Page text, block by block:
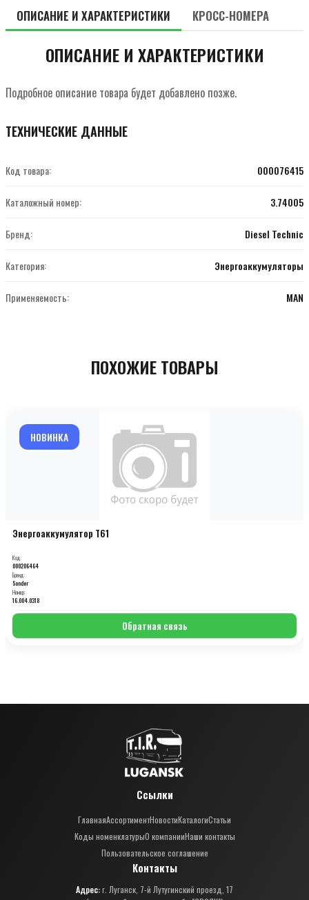
ОПИСАНИЕ И ХАРАКТЕРИСТИКИ КРОСС-НОМЕРА
ОПИСАНИЕ И ХАРАКТЕРИСТИКИ
Подробное описание товара будет добавлено позже.
ТЕХНИЧЕСКИЕ ДАННЫЕ
Код товара: 000076415
Каталожный номер: 3.74005
Бренд: Diesel Technic
Категория: Энергоаккумуляторы
Применяемость: MAN
ПОХОЖИЕ ТОВАРЫ
НОВИНКА
Энергоаккумулятор T61
Код:
000206464
Бренд:
Sonder
Номер:
16.004.0318
Обратная связь
Ссылки
ГлавнаяАссортиментНовостиКаталогиСтатьи
Коды номенклатурыО компанииНаши контакты
Пользовательское соглашение
Контакты
Адрес:г. Луганск, 7-й Лутугинский проезд, 17